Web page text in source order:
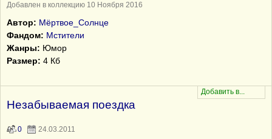
Добавлен в коллекцию 10 Ноября 2016
Автор: Мёртвое_Солнце
Фандом: Мстители
Жанры: Юмор
Размер: 4 Кб
Незабываемая поездка
0 24.03.2011